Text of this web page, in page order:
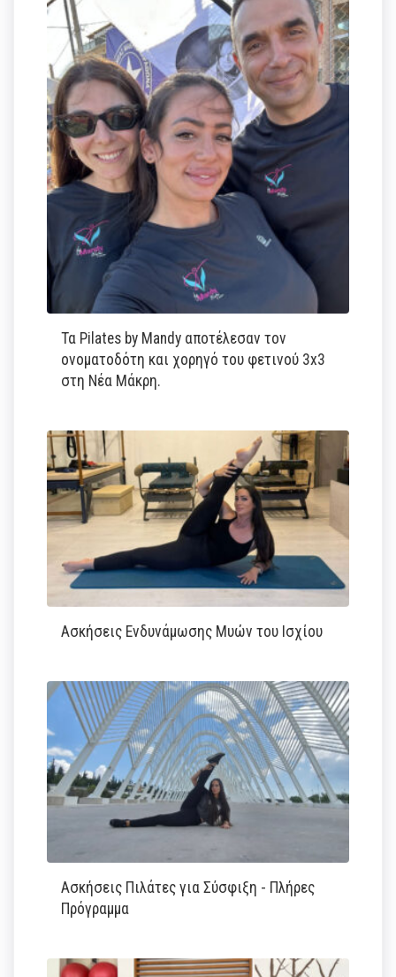
Τα Pilates by Mandy αποτέλεσαν τον
ονοματοδότη και χορηγό του φετινού 3x3
στη Νέα Μάκρη.
Ασκήσεις Ενδυνάμωσης Μυών του Ισχίου
Ασκήσεις Πιλάτες για Σύσφιξη - Πλήρες
Πρόγραμμα